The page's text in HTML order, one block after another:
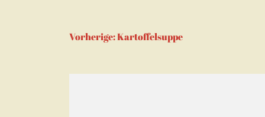
Vorherige:Kartoffelsuppe